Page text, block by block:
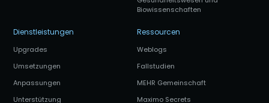
Biowissenschaften
Dienstleistungen
Upgrades
Umsetzungen
Anpassungen
Unterstützung
Ressourcen
Weblogs
Fallstudien
MEHR Gemeinschaft
Maximo Secrets